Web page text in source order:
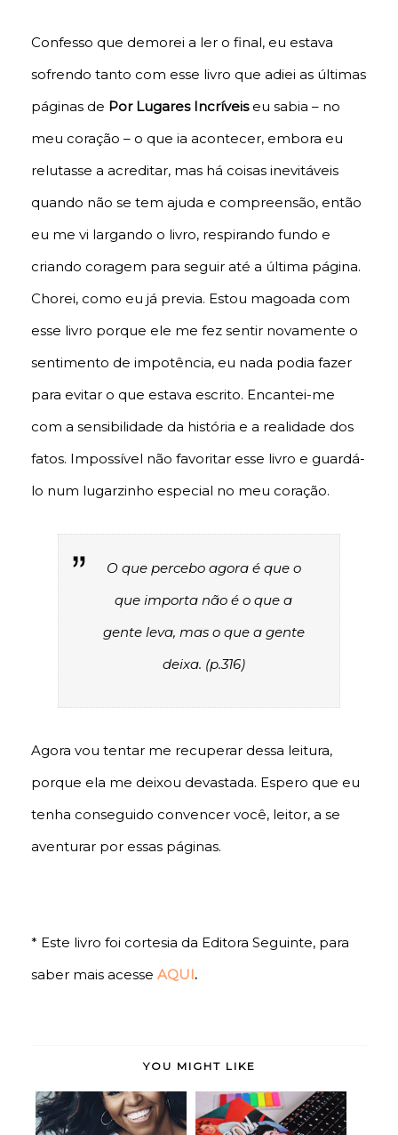
Confesso que demorei a ler o final, eu estava
sofrendo tanto com esse livro que adiei as últimas
páginas de Por Lugares Incríveiseu sabia – no
meu coração – o que ia acontecer, embora eu
relutasse a acreditar, mas há coisas inevitáveis
quando não se tem ajuda e compreensão, então
eu me vi largando o livro, respirando fundo e
criando coragem para seguir até a última página.
Chorei, como eu já previa. Estou magoada com
esse livro porque ele me fez sentir novamente o
sentimento de impotência, eu nada podia fazer
para evitar o que estava escrito. Encantei-me
com a sensibilidade da história e a realidade dos
fatos. Impossível não favoritar esse livro e guardá-
lo num lugarzinho especial no meu coração.
O que percebo agora é que o
que importa não é o que a
gente leva, mas o que a gente
deixa. (p.316)
Agora vou tentar me recuperar dessa leitura,
porque ela me deixou devastada. Espero que eu
tenha conseguido convencer você, leitor, a se
aventurar por essas páginas.
* Este livro foi cortesia da Editora Seguinte, para
saber mais acesse AQUI.
YOU MIGHT LIKE